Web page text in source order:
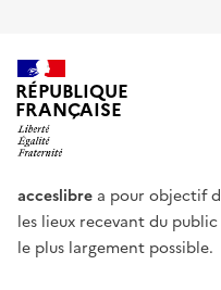
RÉPUBLIQUE
FRANÇAISE
acceslibre a pour objectif
les lieux recevant du
le plus largement possible.